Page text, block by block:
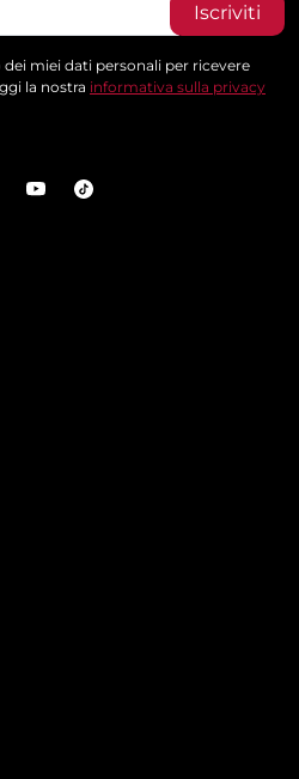
Iscriviti
miei dati personali per ricevere
la nostra informativa sulla privacy